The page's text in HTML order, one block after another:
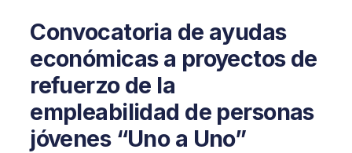
Convocatoria de ayudas
económicas a proyectos de
refuerzo de la
empleabilidad de personas
jóvenes “Uno a Uno”